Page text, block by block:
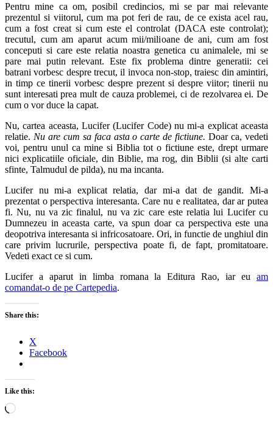
Pentru mine ca om, posibil credincios, mi se par mai relevante
prezentul si viitorul, cum ma pot feri de rau, de ce exista acel rau,
cum a fost creat si cum este el controlat (DACA este controlat);
trecutul, cum am aparut acum mii/milioane de ani, cum am fost
conceputi si care este relatia noastra genetica cu animalele, mi se
pare mai putin relevant. Este fix problema dintre generatii: cei
batrani vorbesc despre trecut, il invoca non-stop, traiesc din amintiri,
in timp ce tinerii vorbesc despre prezent si despre viitor; tinerii nu
sunt interesati prea mult de cauza problemei, ci de rezolvarea ei. De
cum o vor duce la capat.
Nu, cartea aceasta, Lucifer (Lucifer Code) nu mi-a explicat aceasta
relatie. Nu are cum sa faca asta o carte de fictiune. Doar ca, vedeti
voi, pentru unul ca mine si Biblia tot o fictiune este, drept urmare
nici explicatiile oficiale, din Biblie, ma rog, din Biblii (si alte carti
sfinte, Talmudul de pilda), nu ma incanta.
Lucifer nu mi-a explicat relatia, dar mi-a dat de gandit. Mi-a
prezentat o perspectiva interesanta. Care nu e realitatea, dar ar putea
fi. Nu, nu va zic finalul, nu va zic care este relatia lui Lucifer cu
Dumnezeu in aceasta carte, va spun doar ca perspectiva este una
deopotriva interesanta si infricosatoare. Ori, in functie de unghiul din
care privim lucrurile, perspectiva poate fi, de fapt, promitatoare.
Vedeti exact ce si cum.
Lucifer a aparut in limba romana la Editura Rao, iar eu am
comandat-o de pe Cartepedia.
Share this:
X
Facebook
Like this:
Loading…